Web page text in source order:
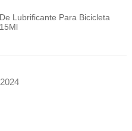
Lubrificante Para Bicicleta